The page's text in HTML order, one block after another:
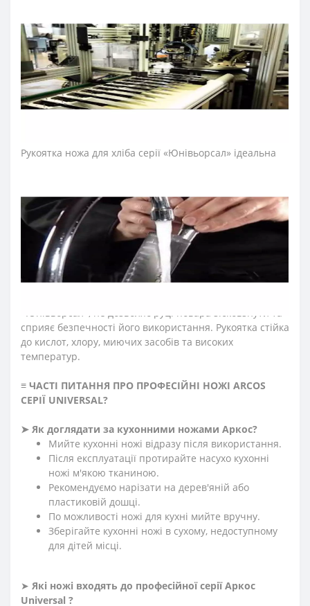
Лезо ножа для хліба зубчастого виготовили з
ексклюзивної нержавіючої сталі NITRUM, що має
надвисоку ріжучу здатність, підвищену твердість та
корозостійкість. У результаті лезо ножа arcos довго не
затуплюється, не ржавіє, тому виріб має довгий термін
служби, забезпечуючи економічну ефективність
Рукоятка ножа для хліба серії «Юнівьорсал» ідеальна
рукоятки не перевантажує кисть руки впродовж
тривалої роботи. Рукоятку виготовили з
поліоксиметиленових накладок, які не створюють
щілин та запобігають проникненню мікроскопічних
елементів їжі. Закріплюють конструкцію рукоятки
міцні металеві заклепки, що сприяють довготривалій
роботі з ножем для нарізання хліба. Антиковзкий
сприяє безпечності його використання. Рукоятка стійка
до кислот, хлору, миючих засобів та високих
температур.
≡ ЧАСТІ ПИТАННЯ ПРО ПРОФЕСІЙНІ НОЖІ ARCOS
СЕРІЇ UNIVERSAL?
➤ Як доглядати за кухонними ножами Аркос?
Мийте кухонні ножі відразу після використання.
Після експлуатації протирайте насухо кухонні
ножі м'якою тканиною.
Рекомендуємо нарізати на дерев'яній або
пластиковій дошці.
По можливості ножі для кухні мийте вручну.
Зберігайте кухонні ножі в сухому, недоступному
для дітей місці.
➤ Які ножі входять до професійної серії Аркос
Universal ?